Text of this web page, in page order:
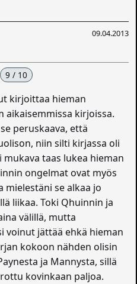
09.04.2013
9 / 10
kirjoittaa hieman
aikaisemmissa kirjoissa.
peruskaava, että
niin silti kirjassa oli
taas lukea hieman
ongelmat ovat myös
se alkaa jo
liikaa. Toki Qhuinnin ja
välillä, mutta
voinut jättää ehkä hieman
kokoon nähden olisin
ja Mannysta, sillä
kovinkaan paljoa.